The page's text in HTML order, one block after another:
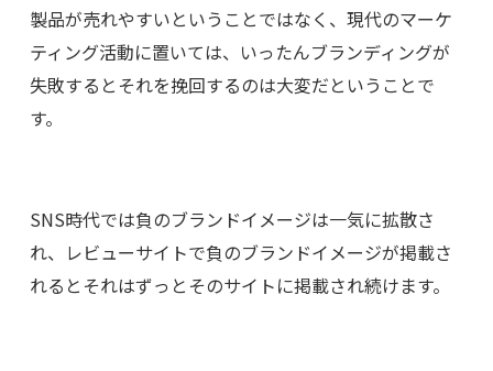
製品が売れやすいということではなく、現代のマーケ
ティング活動に置いては、いったんブランディングが
失敗するとそれを挽回するのは大変だということで
す。
SNS時代では負のブランドイメージは一気に拡散さ
れ、レビューサイトで負のブランドイメージが掲載さ
れるとそれはずっとそのサイトに掲載され続けます。